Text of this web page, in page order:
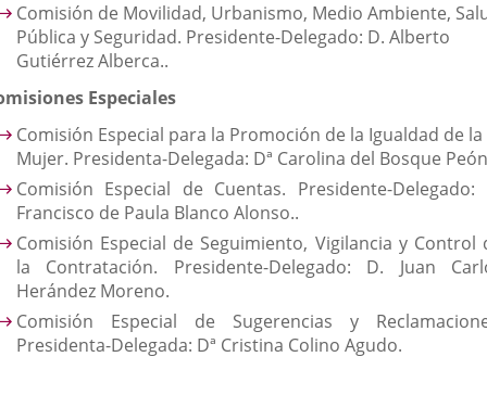
Comisión de Movilidad, Urbanismo, Medio Ambiente,
Pública y Seguridad. Presidente-Delegado: D. Alberto
Gutiérrez Alberca..
Especiales
Comisión Especial para la Promoción de la Igualdad de la
Mujer. Presidenta-Delegada: Dª Carolina del Bosque
Comisión Especial de Cuentas. Presidente-Delegado:
Francisco de Paula Blanco Alonso..
Comisión Especial de Seguimiento, Vigilancia y Control
la Contratación. Presidente-Delegado: D. Juan
Herández Moreno.
Comisión Especial de Sugerencias y
Presidenta-Delegada: Dª Cristina Colino Agudo.